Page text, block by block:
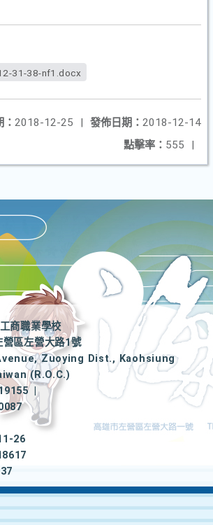
31-38-nf1.docx
發佈日期： 2018-12-14
2018-12-25
|
點擊率： 555 |
商職業學校
區左營大路1號
Zuoying Dist., Kaohsiung
(R.O.C.)
|
26